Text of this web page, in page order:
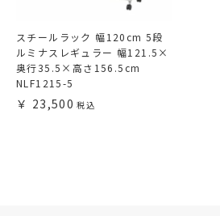
スチールラック 幅120cm 5段
ルミナスレギュラー 幅121.5×
奥行35.5×高さ156.5cm
NLF1215-5
23,500